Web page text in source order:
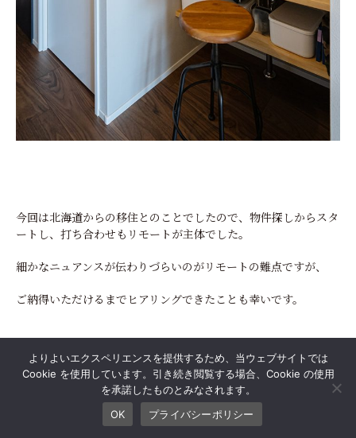
今回は北海道からの移住とのことでしたので、物件探しからスタ
ートし、打ち合わせもリモートが主体でした。
細かなニュアンスが伝わりづらいのがリモートの難点ですが、
ご納得いただけるまでヒアリングできたことも幸いです。
お仕事に趣味に、全力で駆け抜けるお二人のために
お家のことで寄り添うことができたことを光栄に思います。
よりよいエクスペリエンスを提供するため、当ウェブサイトでは
Cookie を使用しています。引き続き閲覧する場合、Cookie の使用
を承諾したものとみなされます。
OK
プライバシーポリシー